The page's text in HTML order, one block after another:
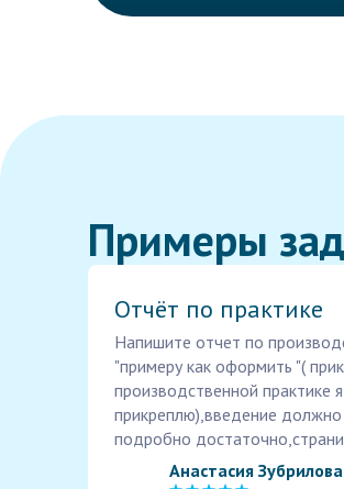
Примеры
Отчёт по практике
Напишите отчет по
"примеру как оформить "(
производственной практике
прикреплю),введение
подробно
Анастасия Зубрилова